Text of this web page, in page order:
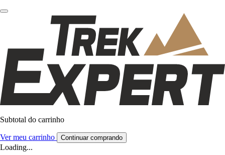
Subtotal do carrinho
Ver meu carrinho Continuar comprando
Loading...